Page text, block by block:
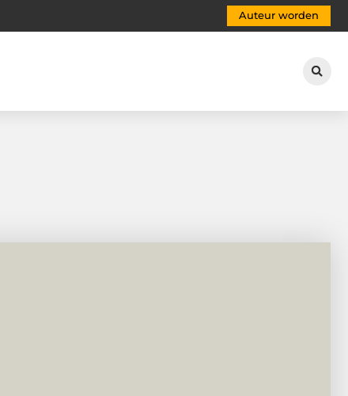
Auteur worden